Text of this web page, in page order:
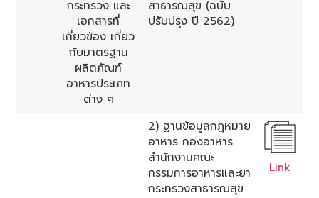
กระทรวง และ
เอกสารที่
เกี่ยวข้อง เกี่ยว
กับมาตรฐาน
ผลิตภัณฑ์
อาหารประเภท
ต่าง ๆ
สาธารณสุข (ฉบับ
ปรับปรุง ปี 2562)
2) ฐานข้อมูลกฎหมาย
อาหาร กองอาหาร
สำนักงานคณะ
กรรมการอาหารและยา
กระทรวงสาธารณสุข
Link